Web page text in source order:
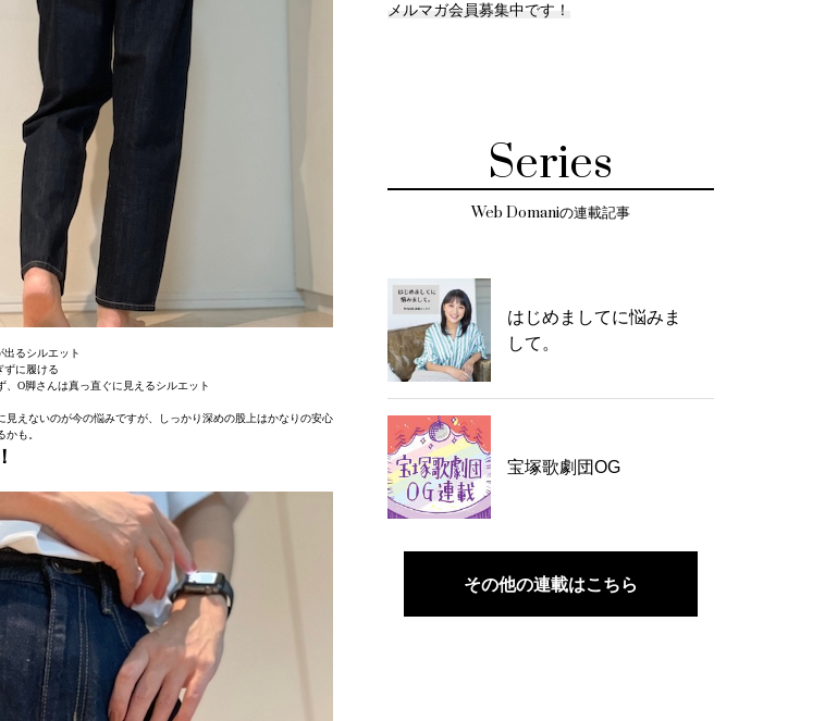
るシルエット
ずに履ける
O脚さんは真っ直ぐに見えるシルエット
えないのが今の悩みですが、しっかり深めの股上はかなりの安心
も。
メルマガ会員募集中です！
Series
Web Domaniの連載記事
はじめましてに悩みま
して。
宝塚歌劇団OG
その他の連載はこちら